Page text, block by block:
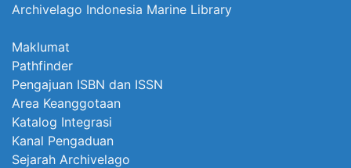
Archivelago Indonesia Marine Library
Maklumat
Pathfinder
Pengajuan ISBN dan ISSN
Area Keanggotaan
Katalog Integrasi
Kanal Pengaduan
Sejarah Archivelago